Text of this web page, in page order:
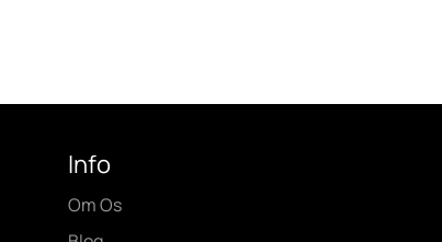
Info
Om Os